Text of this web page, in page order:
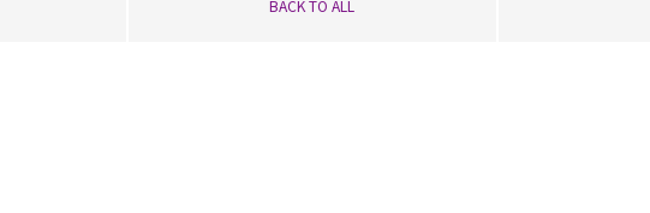
BACK TO ALL